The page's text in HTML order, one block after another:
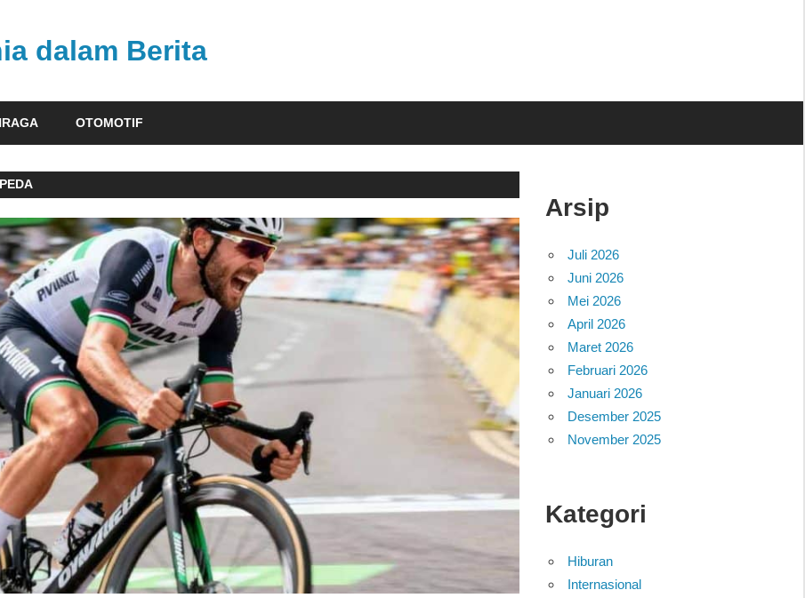
dalam Berita
OTOMOTIF
Arsip
Juli 2026
Juni 2026
Mei 2026
April 2026
Maret 2026
Februari 2026
Januari 2026
Desember 2025
November 2025
Kategori
Hiburan
Internasional